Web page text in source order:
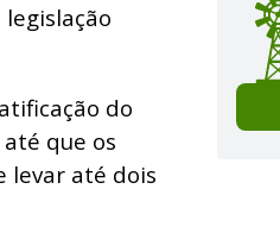
do
que os
levar até dois